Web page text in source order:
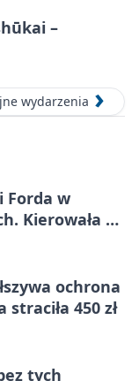
–
wydarzenia
Forda w
Kierowała po
ochrona
450 zł
tych